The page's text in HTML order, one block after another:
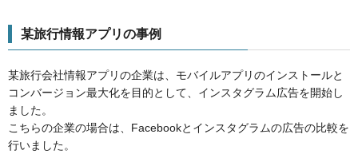
某旅行情報アプリの事例
某旅行会社情報アプリの企業は、モバイルアプリのインストールと
コンバージョン最大化を目的として、インスタグラム広告を開始し
ました。
こちらの企業の場合は、Facebookとインスタグラムの広告の比較を
行いました。